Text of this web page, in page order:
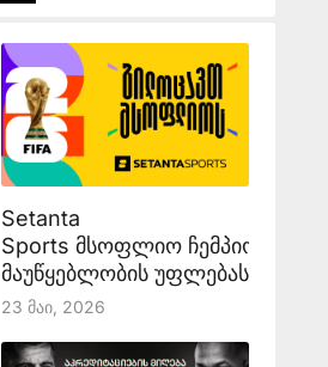
Setanta
Sports მსოფლიო ჩემპიონატის
მაუწყებლობის უფლებას
23 Მაი, 2026